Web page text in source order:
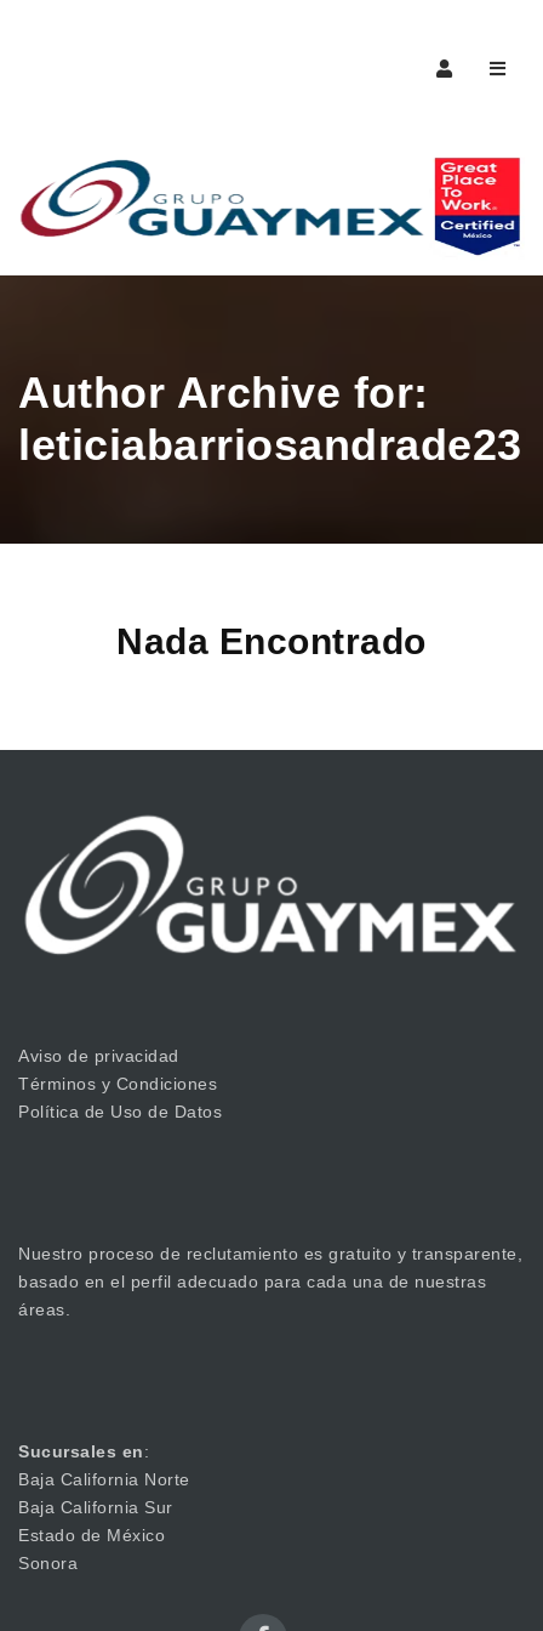
Author Archive for:
leticiabarriosandrade23
Nada Encontrado
Aviso de privacidad
Términos y Condiciones
Política de Uso de Datos
Nuestro proceso de reclutamiento es gratuito y transparente,
basado en el perfil adecuado para cada una de nuestras
áreas.
Sucursales en:
Baja California Norte
Baja California Sur
Estado de México
Sonora